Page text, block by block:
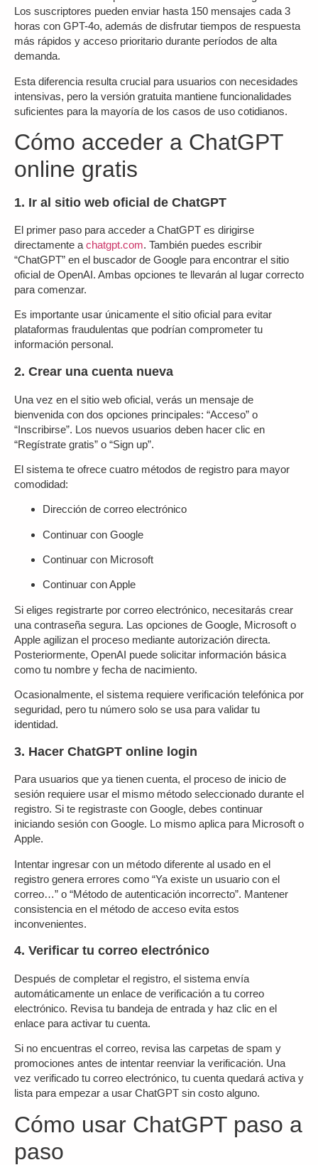
Los suscriptores pueden enviar hasta 150 mensajes cada 3
horas con GPT-4o, además de disfrutar tiempos de respuesta
más rápidos y acceso prioritario durante períodos de alta
demanda.
Esta diferencia resulta crucial para usuarios con necesidades
intensivas, pero la versión gratuita mantiene funcionalidades
suficientes para la mayoría de los casos de uso cotidianos.
Cómo acceder a ChatGPT
online gratis
1. Ir al sitio web oficial de ChatGPT
El primer paso para acceder a ChatGPT es dirigirse
directamente a chatgpt.com. También puedes escribir
“ChatGPT” en el buscador de Google para encontrar el sitio
oficial de OpenAI. Ambas opciones te llevarán al lugar correcto
para comenzar.
Es importante usar únicamente el sitio oficial para evitar
plataformas fraudulentas que podrían comprometer tu
información personal.
2. Crear una cuenta nueva
Una vez en el sitio web oficial, verás un mensaje de
bienvenida con dos opciones principales: “Acceso” o
“Inscribirse”. Los nuevos usuarios deben hacer clic en
“Regístrate gratis” o “Sign up”.
El sistema te ofrece cuatro métodos de registro para mayor
comodidad:
Dirección de correo electrónico
Continuar con Google
Continuar con Microsoft
Continuar con Apple
Si eliges registrarte por correo electrónico, necesitarás crear
una contraseña segura. Las opciones de Google, Microsoft o
Apple agilizan el proceso mediante autorización directa.
Posteriormente, OpenAI puede solicitar información básica
como tu nombre y fecha de nacimiento.
Ocasionalmente, el sistema requiere verificación telefónica por
seguridad, pero tu número solo se usa para validar tu
identidad.
3. Hacer ChatGPT online login
Para usuarios que ya tienen cuenta, el proceso de inicio de
sesión requiere usar el mismo método seleccionado durante el
registro. Si te registraste con Google, debes continuar
iniciando sesión con Google. Lo mismo aplica para Microsoft o
Apple.
Intentar ingresar con un método diferente al usado en el
registro genera errores como “Ya existe un usuario con el
correo…” o “Método de autenticación incorrecto”. Mantener
consistencia en el método de acceso evita estos
inconvenientes.
4. Verificar tu correo electrónico
Después de completar el registro, el sistema envía
automáticamente un enlace de verificación a tu correo
electrónico. Revisa tu bandeja de entrada y haz clic en el
enlace para activar tu cuenta.
Si no encuentras el correo, revisa las carpetas de spam y
promociones antes de intentar reenviar la verificación. Una
vez verificado tu correo electrónico, tu cuenta quedará activa y
lista para empezar a usar ChatGPT sin costo alguno.
Cómo usar ChatGPT paso a
paso